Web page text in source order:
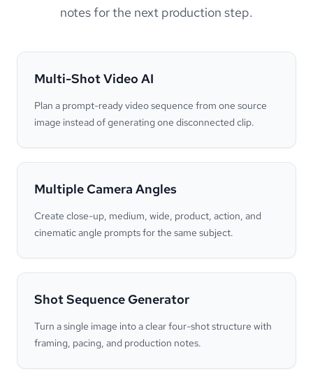
notes for the next production step.
Multi-Shot Video AI
Plan a prompt-ready video sequence from one source
image instead of generating one disconnected clip.
Multiple Camera Angles
Create close-up, medium, wide, product, action, and
cinematic angle prompts for the same subject.
Shot Sequence Generator
Turn a single image into a clear four-shot structure with
framing, pacing, and production notes.